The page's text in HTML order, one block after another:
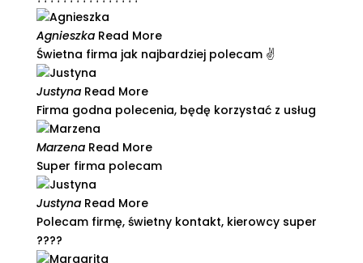
AgnieszkaRead More
Świetna firma jak najbardziej polecam ✌️​
JustynaRead More
Firma godna polecenia, będę korzystać z usług​
MarzenaRead More
Super firma polecam
JustynaRead More
Polecam firmę, świetny kontakt, kierowcy super
????​